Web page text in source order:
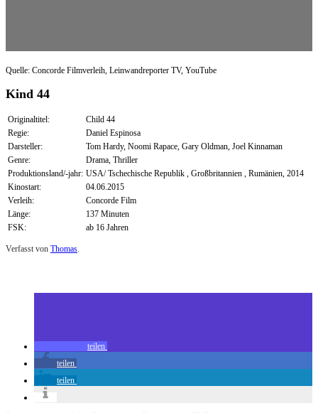
Quelle: Concorde Filmverleih, Leinwandreporter TV, YouTube
Kind 44
Originaltitel:
Child 44
Regie:
Daniel Espinosa
Darsteller:
Tom Hardy, Noomi Rapace, Gary Oldman, Joel Kinnaman
Genre:
Drama, Thriller
Produktionsland/-jahr: USA/ Tschechische Republik , Großbritannien , Rumänien, 2014
Kinostart:
04.06.2015
Verleih:
Concorde Film
Länge:
137 Minuten
FSK:
ab 16 Jahren
Verfasst von Thomas.
teilen
teilen
teilen